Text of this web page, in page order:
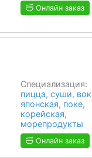
Онлайн заказ
Специализация:
пицца,суши, вок
японская, поке,
корейская,
морепродукты
Онлайн заказ